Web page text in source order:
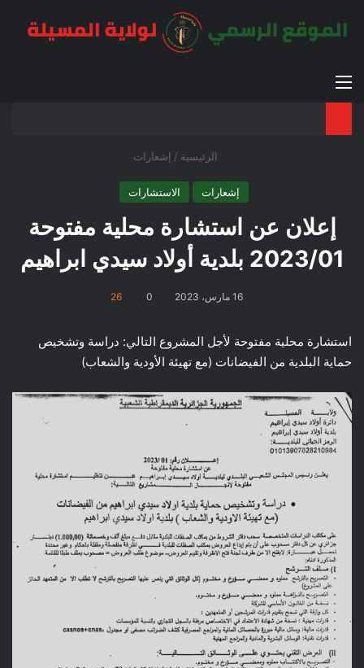
القائمة
الرئيسية / إشعارات
إشعارات الاستشارات
إعلان عن استشارة محلية مفتوحة
2023/01 بلدية أولاد سيدي ابراهيم
16 مارس، 2023 0
26
استشارة محلية مفتوحة لأجل المشروع التالي: دراسة وتشخيص
حماية البلدية من الفيضانات (مع تهيئة الأودية والشعاب)